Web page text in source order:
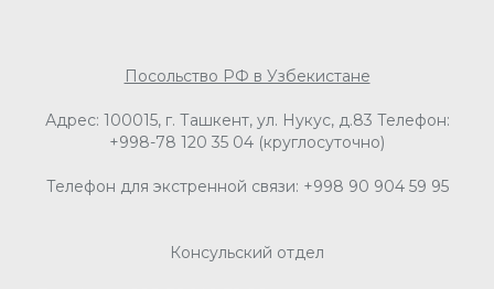
Посольство РФ в Узбекистане
Адрес: 100015, г. Ташкент, ул. Нукус, д.83 Телефон:
+998-78 120 35 04 (круглосуточно)
Телефон для экстренной связи: +998 90 904 59 95
Консульский отдел